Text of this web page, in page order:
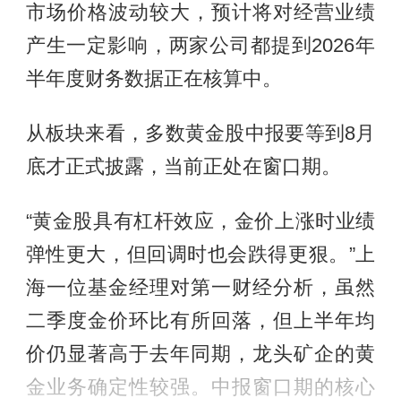
市场价格波动较大，预计将对经营业绩
产生一定影响，两家公司都提到2026年
半年度财务数据正在核算中。
从板块来看，多数黄金股中报要等到8月
底才正式披露，当前正处在窗口期。
“黄金股具有杠杆效应，金价上涨时业绩
弹性更大，但回调时也会跌得更狠。”上
海一位基金经理对第一财经分析，虽然
二季度金价环比有所回落，但上半年均
价仍显著高于去年同期，龙头矿企的黄
金业务确定性较强。中报窗口期的核心